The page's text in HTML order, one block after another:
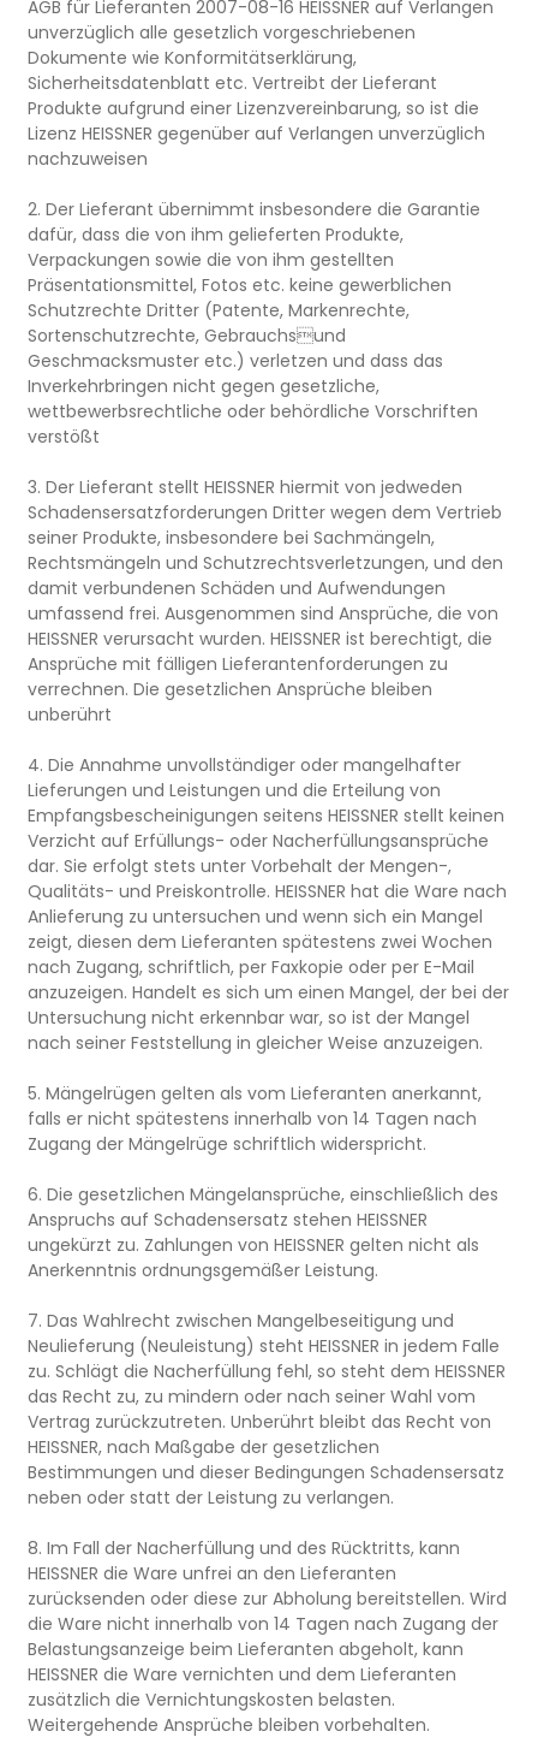
AGB für Lieferanten 2007-08-16 HEISSNER auf Verlangen
unverzüglich alle gesetzlich vorgeschriebenen
Dokumente wie Konformitätserklärung,
Sicherheitsdatenblatt etc. Vertreibt der Lieferant
Produkte aufgrund einer Lizenzvereinbarung, so ist die
Lizenz HEISSNER gegenüber auf Verlangen unverzüglich
nachzuweisen
2. Der Lieferant übernimmt insbesondere die Garantie
dafür, dass die von ihm gelieferten Produkte,
Verpackungen sowie die von ihm gestellten
Präsentationsmittel, Fotos etc. keine gewerblichen
Schutzrechte Dritter (Patente, Markenrechte,
Sortenschutzrechte, Gebrauchsund
Geschmacksmuster etc.) verletzen und dass das
Inverkehrbringen nicht gegen gesetzliche,
wettbewerbsrechtliche oder behördliche Vorschriften
verstößt
3. Der Lieferant stellt HEISSNER hiermit von jedweden
Schadensersatzforderungen Dritter wegen dem Vertrieb
seiner Produkte, insbesondere bei Sachmängeln,
Rechtsmängeln und Schutzrechtsverletzungen, und den
damit verbundenen Schäden und Aufwendungen
umfassend frei. Ausgenommen sind Ansprüche, die von
HEISSNER verursacht wurden. HEISSNER ist berechtigt, die
Ansprüche mit fälligen Lieferantenforderungen zu
verrechnen. Die gesetzlichen Ansprüche bleiben
unberührt
4. Die Annahme unvollständiger oder mangelhafter
Lieferungen und Leistungen und die Erteilung von
Empfangsbescheinigungen seitens HEISSNER stellt keinen
Verzicht auf Erfüllungs- oder Nacherfüllungsansprüche
dar. Sie erfolgt stets unter Vorbehalt der Mengen-,
Qualitäts- und Preiskontrolle. HEISSNER hat die Ware nach
Anlieferung zu untersuchen und wenn sich ein Mangel
zeigt, diesen dem Lieferanten spätestens zwei Wochen
nach Zugang, schriftlich, per Faxkopie oder per E-Mail
anzuzeigen. Handelt es sich um einen Mangel, der bei der
Untersuchung nicht erkennbar war, so ist der Mangel
nach seiner Feststellung in gleicher Weise anzuzeigen.
5. Mängelrügen gelten als vom Lieferanten anerkannt,
falls er nicht spätestens innerhalb von 14 Tagen nach
Zugang der Mängelrüge schriftlich widerspricht.
6. Die gesetzlichen Mängelansprüche, einschließlich des
Anspruchs auf Schadensersatz stehen HEISSNER
ungekürzt zu. Zahlungen von HEISSNER gelten nicht als
Anerkenntnis ordnungsgemäßer Leistung.
7. Das Wahlrecht zwischen Mangelbeseitigung und
Neulieferung (Neuleistung) steht HEISSNER in jedem Falle
zu. Schlägt die Nacherfüllung fehl, so steht dem HEISSNER
das Recht zu, zu mindern oder nach seiner Wahl vom
Vertrag zurückzutreten. Unberührt bleibt das Recht von
HEISSNER, nach Maßgabe der gesetzlichen
Bestimmungen und dieser Bedingungen Schadensersatz
neben oder statt der Leistung zu verlangen.
8. Im Fall der Nacherfüllung und des Rücktritts, kann
HEISSNER die Ware unfrei an den Lieferanten
zurücksenden oder diese zur Abholung bereitstellen. Wird
die Ware nicht innerhalb von 14 Tagen nach Zugang der
Belastungsanzeige beim Lieferanten abgeholt, kann
HEISSNER die Ware vernichten und dem Lieferanten
zusätzlich die Vernichtungskosten belasten.
Weitergehende Ansprüche bleiben vorbehalten.